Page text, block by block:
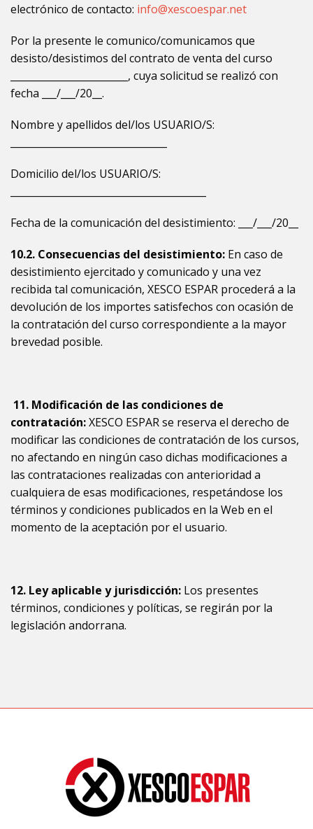
electrónico de contacto: info@xescoespar.net
Por la presente le comunico/comunicamos que
desisto/desistimos del contrato de venta del curso
________________________, cuya solicitud se realizó con
fecha ___/___/20__.
Nombre y apellidos del/los USUARIO/S:
Domicilio del/los USUARIO/S:
Fecha de la comunicación del desistimiento: ___/___/20__
10.2. Consecuencias del desistimiento: En caso de
desistimiento ejercitado y comunicado y una vez
recibida tal comunicación, XESCO ESPAR procederá a la
devolución de los importes satisfechos con ocasión de
la contratación del curso correspondiente a la mayor
brevedad posible.
11. Modificación de las condiciones de
contratación:XESCO ESPAR se reserva el derecho de
modificar las condiciones de contratación de los cursos,
no afectando en ningún caso dichas modificaciones a
las contrataciones realizadas con anterioridad a
cualquiera de esas modificaciones, respetándose los
términos y condiciones publicados en la Web en el
momento de la aceptación por el usuario.
12. Ley aplicable y jurisdicción: Los presentes
términos, condiciones y políticas, se regirán por la
legislación andorrana.